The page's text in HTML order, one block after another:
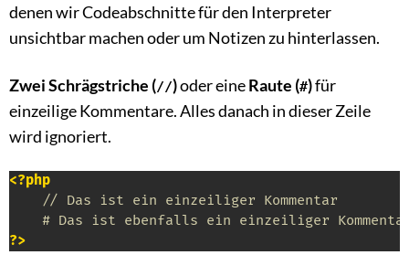
denen wir Codeabschnitte für den Interpreter
unsichtbar machen oder um Notizen zu hinterlassen.
Zwei Schrägstriche (//)oder eineRaute (#)für
einzeilige Kommentare. Alles danach in dieser Zeile
wird ignoriert.
<?php
// Das ist ein einzeiliger Kommentar
# Das ist ebenfalls ein einzeiliger
?>